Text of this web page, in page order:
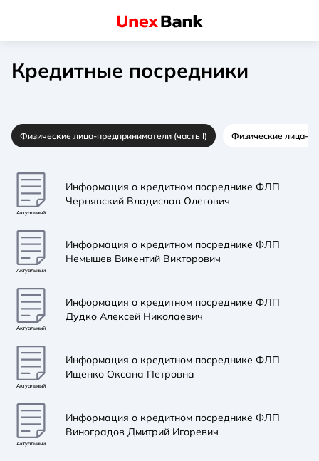
Кредитные посредники
Физические лица-предприниматели (часть I) Физические лица-
Актуальный
Информация о кредитном посреднике ФЛП
Чернявский Владислав Олегович
Актуальный
Информация о кредитном посреднике ФЛП
Немышев Викентий Викторович
Актуальный
Информация о кредитном посреднике ФЛП
Дудко Алексей Николаевич
Актуальный
Информация о кредитном посреднике ФЛП
Ищенко Оксана Петровна
Актуальный
Информация о кредитном посреднике ФЛП
Виноградов Дмитрий Игоревич